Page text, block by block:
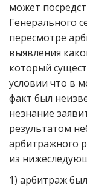
может
Генерального
пересмотре
выявления
который
условии что в
факт был
незнание
результатом
арбитражного
из
1) арбитраж